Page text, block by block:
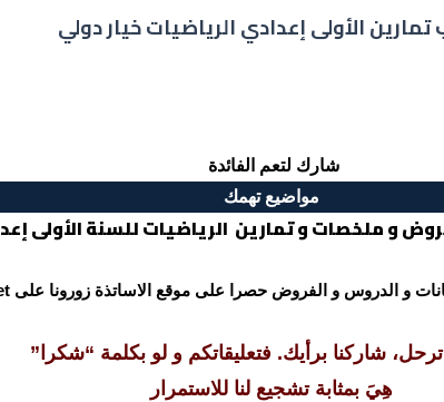
الأولى إعدادي الرياضيات خيار دولي
شارك لتعم الفائدة
مواضيع تهمك
و ملخصات و تمارين الرياضيات للسنة الأولى
و الدروس و الفروض حصرا على موقع الاساتذة زورونا على
ترحل، شاركنا برأيك. فتعليقاتكم و لو بكلمة “شكرا”
هِيَ بمثابة تشجيع لنا للاستمرار